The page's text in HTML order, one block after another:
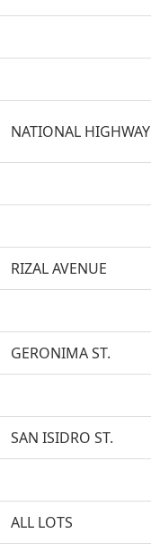
NATIONAL HIGHWAY
RIZAL AVENUE
GERONIMA ST.
SAN ISIDRO ST.
ALL LOTS